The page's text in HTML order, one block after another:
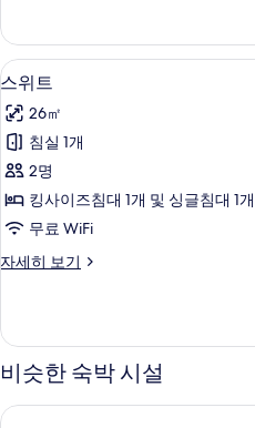
모
두
보
기
더
블
룸
세
히
보
기
스
위
트
사
진
모
보
5
스위트
26㎡
침실 1개
2명
킹사이즈침대 1개 및 싱글침대 1개
무료 WiFi
자세히 보기
스
세
히
보
비슷한 숙박 시설
글로스터 호텔 킨텍스